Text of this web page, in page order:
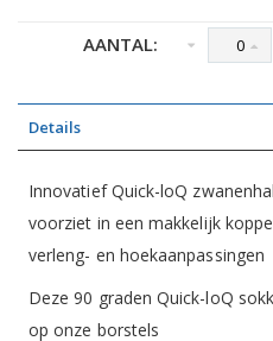
AANTAL:
Details
Innovatief Quick-loQ
voorziet in een makkelijk
verleng- en hoekaanpassingen
Deze 90 graden Quick-loQ
op onze borstels